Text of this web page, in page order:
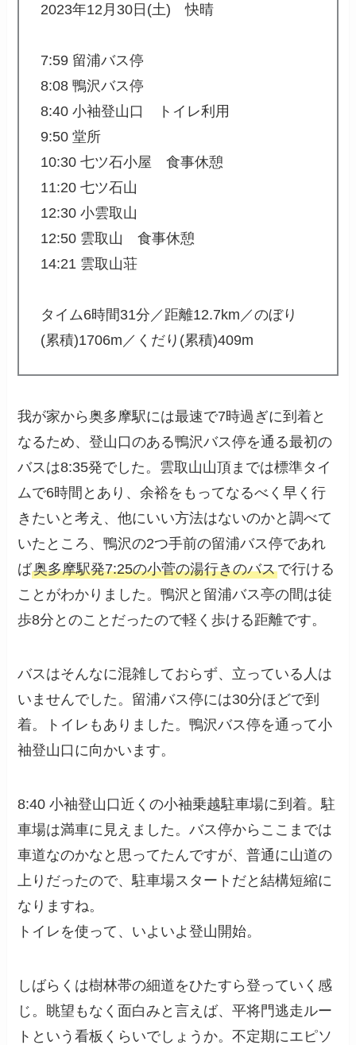
2023年12月30日(土) 快晴
7:59 留浦バス停
8:08 鴨沢バス停
8:40 小袖登山口 トイレ利用
9:50 堂所
10:30 七ツ石小屋 食事休憩
11:20 七ツ石山
12:30 小雲取山
12:50 雲取山 食事休憩
14:21 雲取山荘
タイム6時間31分／距離12.7km／のぼり
(累積)1706m／くだり(累積)409m
我が家から奥多摩駅には最速で7時過ぎに到着と
なるため、登山口のある鴨沢バス停を通る最初の
バスは8:35発でした。雲取山山頂までは標準タイ
ムで6時間とあり、余裕をもってなるべく早く行
きたいと考え、他にいい方法はないのかと調べて
いたところ、鴨沢の2つ手前の留浦バス停であれ
ば奥多摩駅発7:25の小菅の湯行きのバスで行ける
ことがわかりました。鴨沢と留浦バス亭の間は徒
歩8分とのことだったので軽く歩ける距離です。
バスはそんなに混雑しておらず、立っている人は
いませんでした。留浦バス停には30分ほどで到
着。トイレもありました。鴨沢バス停を通って小
袖登山口に向かいます。
8:40 小袖登山口近くの小袖乗越駐車場に到着。駐
車場は満車に見えました。バス停からここまでは
車道なのかなと思ってたんですが、普通に山道の
上りだったので、駐車場スタートだと結構短縮に
なりますね。
トイレを使って、いよいよ登山開始。
しばらくは樹林帯の細道をひたすら登っていく感
じ。眺望もなく面白みと言えば、平将門逃走ルー
トという看板くらいでしょうか。不定期にエピソ